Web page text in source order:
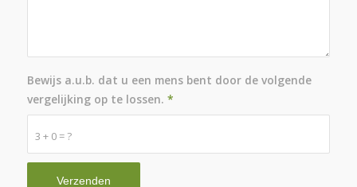
3 + 0 = ?
Bewijs a.u.b. dat u een mens bent door de volgende
vergelijking op te lossen. *